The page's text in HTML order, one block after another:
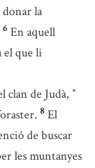
la
6 En aquell
el que li
clan de Judà, *
8 El
de buscar
les muntanyes